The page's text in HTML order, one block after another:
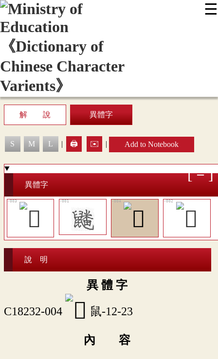
☰
Display Mode
解 說 異體字
S M L | 🖨️ ✉️ | Add to Notebook
異體字
說 明
異 體 字
C18232-004 鼠-12-23
內 容